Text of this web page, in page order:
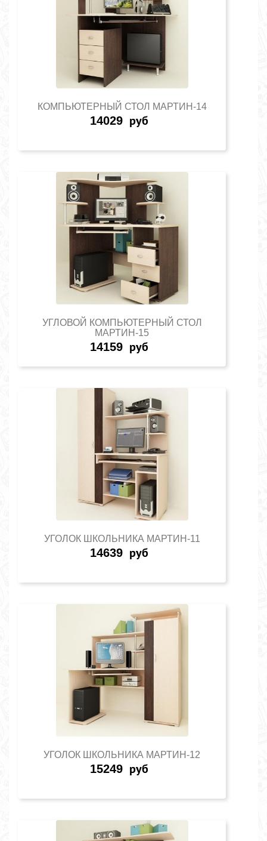
КОМПЬЮТЕРНЫЙ СТОЛ МАРТИН-14
14029 руб
УГЛОВОЙ КОМПЬЮТЕРНЫЙ СТОЛ
МАРТИН-15
14159 руб
УГОЛОК ШКОЛЬНИКА МАРТИН-11
14639 руб
УГОЛОК ШКОЛЬНИКА МАРТИН-12
15249 руб